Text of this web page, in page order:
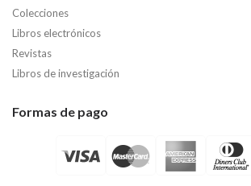
Colecciones
Libros electrónicos
Revistas
Libros de investigación
Formas de pago